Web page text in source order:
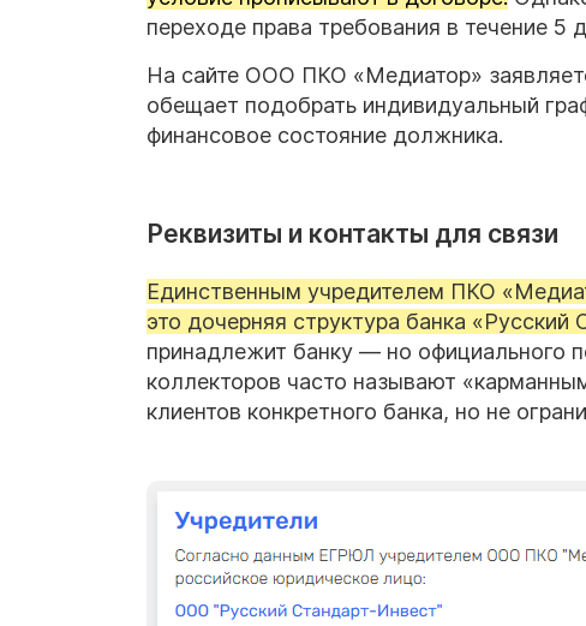
переходе права требования в течение 5
На сайте ООО ПКО «Медиатор»
обещает подобрать индивидуальный
финансовое состояние должника.
Реквизиты и контакты для связи
Единственным учредителем ПКО
это дочерняя структура банка «Русский
принадлежит банку — но официального
коллекторов часто называют
клиентов конкретного банка, но не